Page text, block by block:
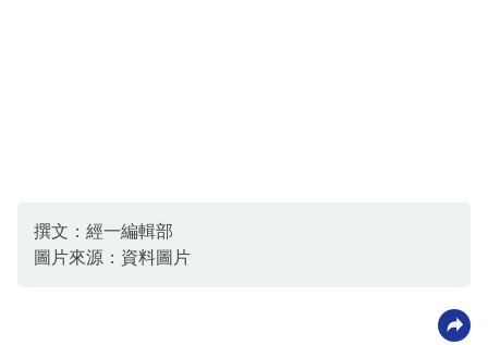
撰文：經一編輯部
圖片來源：資料圖片